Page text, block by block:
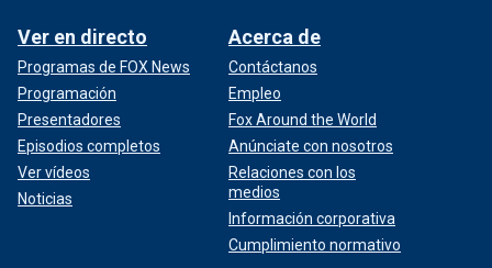
Ver en directo
Programas de FOX News
Programación
Presentadores
Episodios completos
Ver vídeos
Noticias
Acerca de
Contáctanos
Empleo
Fox Around the World
Anúnciate con nosotros
Relaciones con los
medios
Información corporativa
Cumplimiento normativo